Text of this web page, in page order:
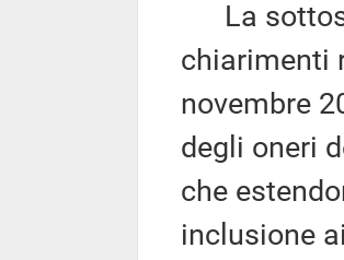
La
chiarimenti
novembre
degli oneri
che
inclusione